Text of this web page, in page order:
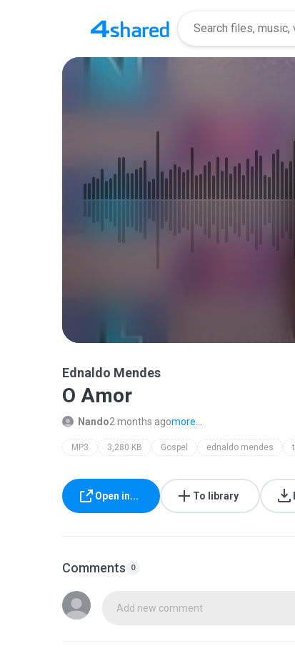
Ednaldo Mendes
O Amor
Nando2 months agomore...
MP3 3,280 KB Gospel ednaldo mendes
Open in... To library
Comments 0
Add new comment